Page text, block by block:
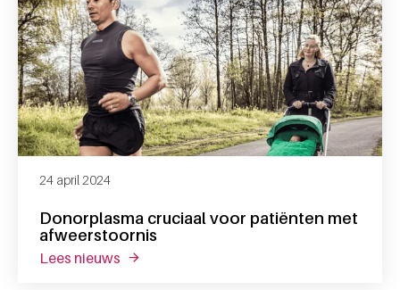
Donorplasma cruciaal voor patiënten met
afweerstoornis
24 april 2024
lees nieuws over donorplasma cruciaal voor